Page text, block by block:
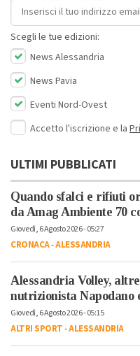
Indirizzo email
Scegli le tue edizioni:
News Alessandria
News Pavia
Eventi Nord-Ovest
Accetto l'iscrizione e la
ULTIMI PUBBLICATI
Quando sfalci e rifiuti
da Amag Ambiente 70
Giovedì, 6 Agosto 2026 - 05:27
CRONACA-ALESSANDRIA
Alessandria Volley,
nutrizionista Napodano
Giovedì, 6 Agosto 2026 - 05:15
ALTRI SPORT-ALESSANDRIA